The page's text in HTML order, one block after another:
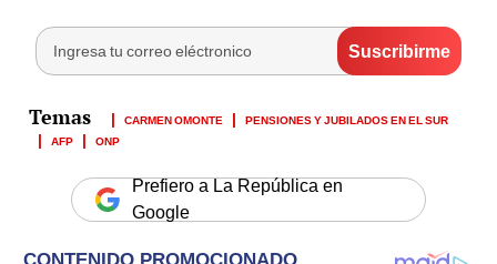
CARMEN OMONTE
PENSIONES Y JUBILADOS EN EL SUR
AFP
ONP
Prefiero a La República en
Google